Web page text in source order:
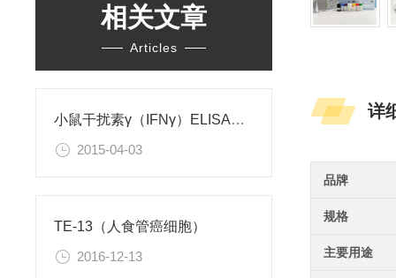
相关文章
Articles
小鼠干扰素γ（IFNγ）ELISA试剂盒
2015-04-03
TE-13（人食管癌细胞）
2016-12-13
详
品牌
规格
主要用途